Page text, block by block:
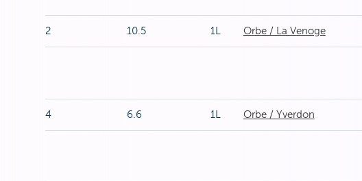
2 10.5 1L Orbe / La Venoge
4 6.6 1L Orbe / Yverdon